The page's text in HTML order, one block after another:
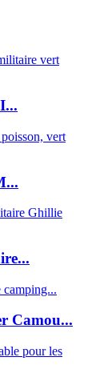
Camou...